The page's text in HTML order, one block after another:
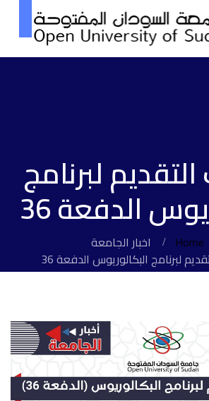
لبرنامج
الدفعة 36
Home
اخبار الجامعة
لبرنامج البكالوريوس الدفعة 36